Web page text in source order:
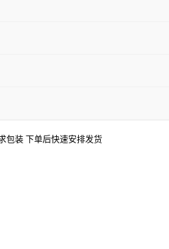
包装 下单后快速安排发货